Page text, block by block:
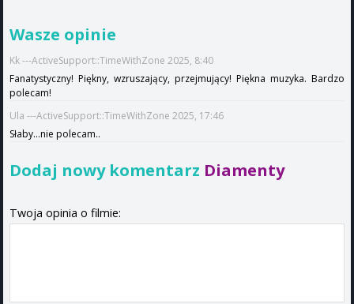
Wasze opinie
Kk ---ActiveSupport::TimeWithZone 2025, 8:40
Fanatystyczny! Piękny, wzruszający, przejmujący! Piękna muzyka. Bardzo
polecam!
Ula ---ActiveSupport::TimeWithZone 2025, 17:46
Słaby...nie polecam..
Dodaj nowy komentarz Diamenty
Twoja opinia o filmie: